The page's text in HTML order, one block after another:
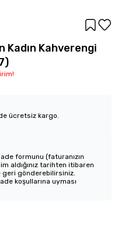
Kahverengi
ücretsiz kargo.
formunu (faturanızın
aldığınız tarihten itibaren
gönderebilirsiniz.
koşullarına uyması